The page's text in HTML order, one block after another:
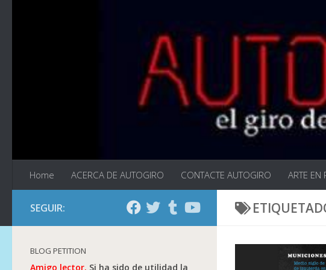
Home ACERCA DE AUTOGIRO CONTACTE AUTOGIRO ARTE EN
SEGUIR:
BLOG PETITION
Amigo lector. Si ha sido de utilidad la